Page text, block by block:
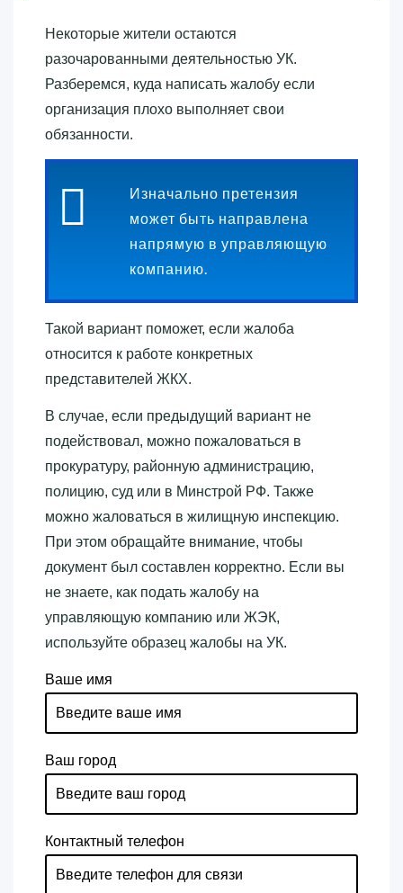
Некоторые жители остаются
разочарованными деятельностью УК.
Разберемся, куда написать жалобу если
организация плохо выполняет свои
обязанности.
Изначально претензия
может быть направлена
напрямую в управляющую
компанию.
Такой вариант поможет, если жалоба
относится к работе конкретных
представителей ЖКХ.
В случае, если предыдущий вариант не
подействовал, можно пожаловаться в
прокуратуру, районную администрацию,
полицию, суд или в Минстрой РФ. Также
можно жаловаться в жилищную инспекцию.
При этом обращайте внимание, чтобы
документ был составлен корректно. Если вы
не знаете, как подать жалобу на
управляющую компанию или ЖЭК,
используйте образец жалобы на УК.
Ваше имя
Ваш город
Контактный телефон